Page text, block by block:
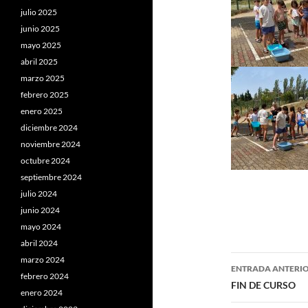
de
ENTRADA
FIN DE CURSO
julio 2025
junio 2025
mayo 2025
abril 2025
marzo 2025
febrero 2025
enero 2025
diciembre 2024
noviembre 2024
octubre 2024
septiembre 2024
julio 2024
junio 2024
mayo 2024
abril 2024
marzo 2024
febrero 2024
enero 2024